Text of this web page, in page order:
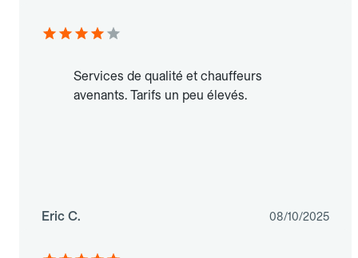
Services de qualité et chauffeurs
avenants. Tarifs un peu élevés.
Eric C. 08/10/2025